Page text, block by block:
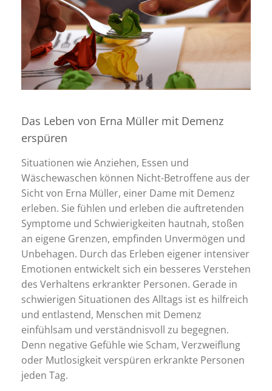
Das Leben von Erna Müller mit Demenz
erspüren
Situationen wie Anziehen, Essen und
Wäschewaschen können Nicht-Betroffene aus der
Sicht von Erna Müller, einer Dame mit Demenz
erleben. Sie fühlen und erleben die auftretenden
Symptome und Schwierigkeiten hautnah, stoßen
an eigene Grenzen, empfinden Unvermögen und
Unbehagen. Durch das Erleben eigener intensiver
Emotionen entwickelt sich ein besseres Verstehen
des Verhaltens erkrankter Personen. Gerade in
schwierigen Situationen des Alltags ist es hilfreich
und entlastend, Menschen mit Demenz
einfühlsam und verständnisvoll zu begegnen.
Denn negative Gefühle wie Scham, Verzweiflung
oder Mutlosigkeit verspüren erkrankte Personen
jeden Tag.